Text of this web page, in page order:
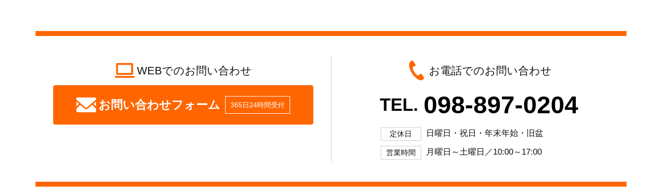
WEBでのお問い合わせ
お問い合わせフォーム 365日24時間受付
お電話でのお問い合わせ
TEL. 098-897-0204
定休日 日曜日・祝日・年末年始・旧盆
営業時間 月曜日～土曜日／10:00～17:00